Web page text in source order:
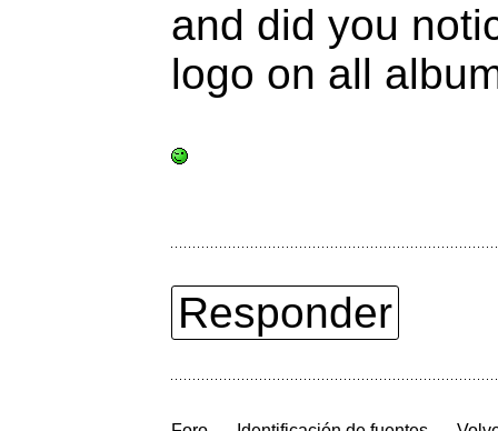
and did you
logo on all
Responder